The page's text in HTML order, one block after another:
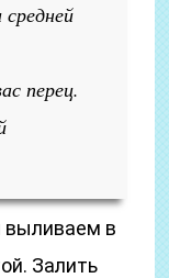
перец.
выливаем в
Залить